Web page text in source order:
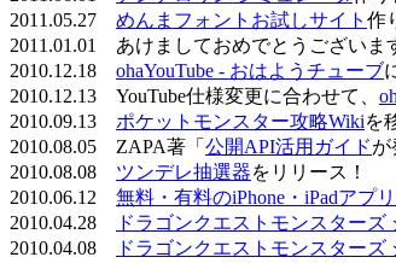
2011.05.27 めんまフォントお試しサイト 作
2011.01.01 あけましておめでとうございま
2010.12.18 ohaYouTube - おはようチューブ
2010.12.13 YouTube仕様変更に合わせて、
2010.09.13 ポケットモンスター攻略Wikiを
2010.08.05 ZAPA著「 公開API活用ガイドが
2010.08.08 ツンデレ抽選器をリリース！
2010.06.12 無料・有料のiPhone・iPadアプ
2010.04.28
ドラゴンクエストモンスターズ
2010.04.08
ドラゴンクエストモンスターズ